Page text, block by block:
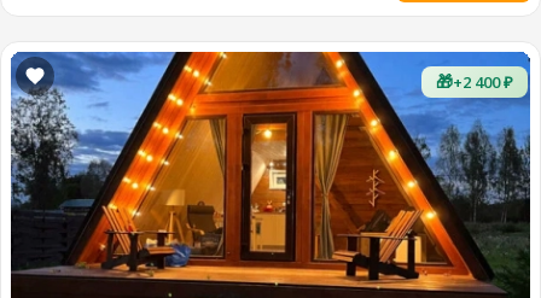
🎁+2 400 ₽